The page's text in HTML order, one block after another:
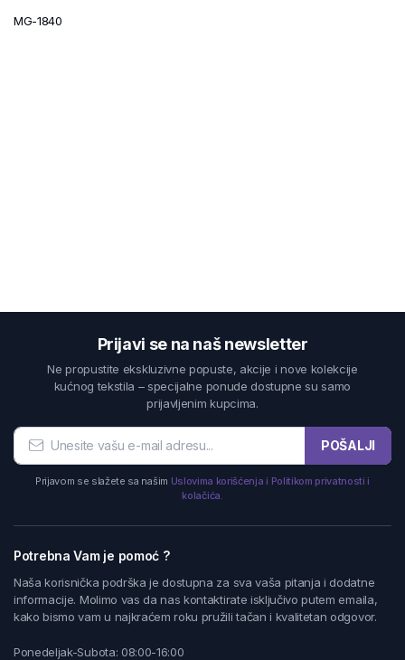
MG-1840
Prijavi se na naš newsletter
Ne propustite ekskluzivne popuste, akcije i nove kolekcije
kućnog tekstila – specijalne ponude dostupne su samo
prijavljenim kupcima.
POŠALJI
Prijavom se slažete sa našim Uslovima korišćenja i Politikom privatnosti i
kolačića.
Potrebna Vam je pomoć ?
Naša korisnička podrška je dostupna za sva vaša pitanja i dodatne
informacije. Molimo vas da nas kontaktirate isključivo putem emaila,
kako bismo vam u najkraćem roku pružili tačan i kvalitetan odgovor.
Ponedeljak-Subota: 08:00-16:00